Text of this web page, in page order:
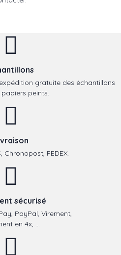
gratuite des échantillons
peints.
Chronopost, FEDEX.
sécurisé
PayPal, Virement,
en 4x, ...